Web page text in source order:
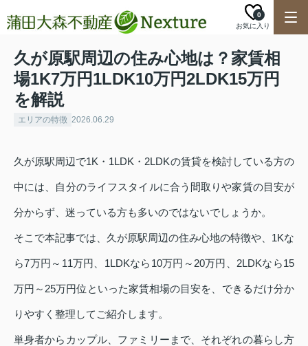
お気に入り
0
久が原駅周辺の住み心地は？家賃相
場1K7万円1LDK10万円2LDK15万円
を解説
エリアの特徴 2026.06.29
久が原駅周辺で1K・1LDK・2LDKの賃貸を検討している方の
中には、自分のライフスタイルに合う間取りや家賃の目安が
分からず、迷っている方も多いのではないでしょうか。
そこで本記事では、久が原駅周辺の住み心地の特徴や、1Kな
ら7万円～11万円、1LDKなら10万円～20万円、2LDKなら15
万円～25万円位といった家賃相場の目安を、できるだけ分か
りやすく整理してご紹介します。
単身者からカップル、ファミリーまで、それぞれの暮らし方